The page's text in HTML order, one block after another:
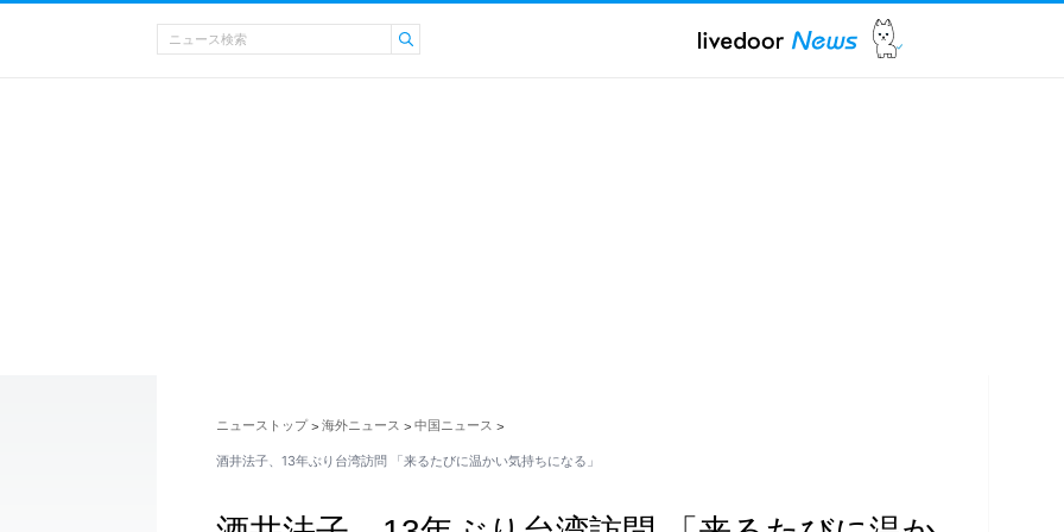
ニューストップ > 海外ニュース > 中国ニュース >
酒井法子、13年ぶり台湾訪問 「来るたびに温かい気持ちになる」